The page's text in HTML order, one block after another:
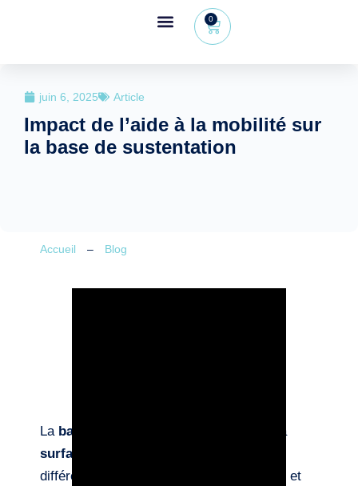
0
juin 6, 2025 Article
Impact de l’aide à la mobilité sur
la base de sustentation
Accueil – Blog
La base de sustentation
correspond à la
surface délimitée
différents
d’une personne et